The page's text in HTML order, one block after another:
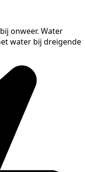
onweer. Water
water bij dreigende